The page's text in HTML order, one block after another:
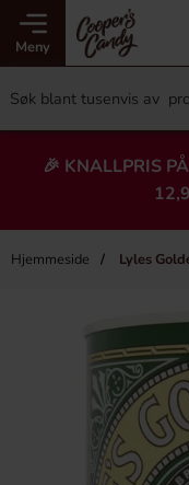
Meny
🎉 KNALLPRIS
Hjemmeside Lyles